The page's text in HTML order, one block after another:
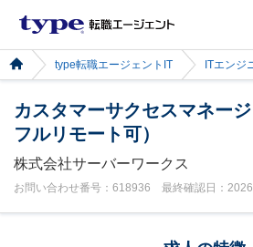
type転職エージェントIT ITエンジ
カスタマーサクセスマネー
フルリモート可）
株式会社サーバーワークス
お問い合わせ番号：618936 最終確認日：2026